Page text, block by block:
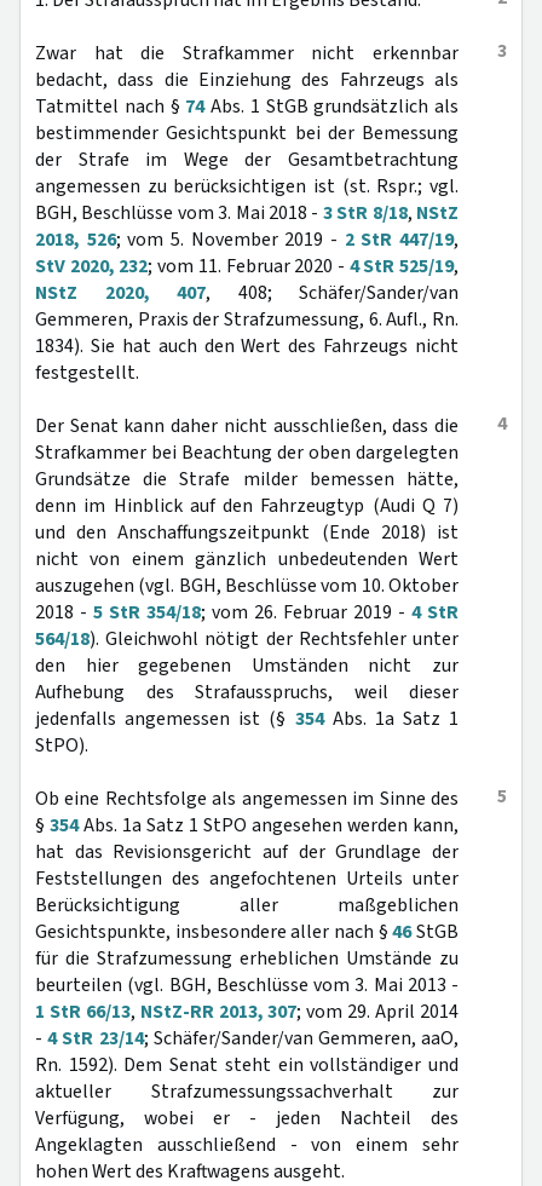
3
Zwar hat die Strafkammer nicht erkennbar
bedacht, dass die Einziehung des Fahrzeugs als
Tatmittel nach § 74Abs. 1 StGB grundsätzlich als
bestimmender Gesichtspunkt bei der Bemessung
der Strafe im Wege der Gesamtbetrachtung
angemessen zu berücksichtigen ist (st. Rspr.; vgl.
BGH, Beschlüsse vom 3. Mai 2018 - 3 StR 8/18, NStZ
2018, 526; vom 5. November 2019 - 2 StR 447/19,
StV 2020, 232; vom 11. Februar 2020 - 4 StR 525/19,
NStZ 2020, 407, 408; Schäfer/Sander/van
Gemmeren, Praxis der Strafzumessung, 6. Aufl., Rn.
1834). Sie hat auch den Wert des Fahrzeugs nicht
festgestellt.
4
Der Senat kann daher nicht ausschließen, dass die
Strafkammer bei Beachtung der oben dargelegten
Grundsätze die Strafe milder bemessen hätte,
denn im Hinblick auf den Fahrzeugtyp (Audi Q 7)
und den Anschaffungszeitpunkt (Ende 2018) ist
nicht von einem gänzlich unbedeutenden Wert
auszugehen (vgl. BGH, Beschlüsse vom 10. Oktober
2018 - 5 StR 354/18; vom 26. Februar 2019 - 4 StR
564/18). Gleichwohl nötigt der Rechtsfehler unter
den hier gegebenen Umständen nicht zur
Aufhebung des Strafausspruchs, weil dieser
jedenfalls angemessen ist (§ 354Abs. 1a Satz 1
StPO).
5
Ob eine Rechtsfolge als angemessen im Sinne des
§ 354Abs. 1a Satz 1 StPO angesehen werden kann,
hat das Revisionsgericht auf der Grundlage der
Feststellungen des angefochtenen Urteils unter
Berücksichtigung aller maßgeblichen
Gesichtspunkte, insbesondere aller nach §46StGB
für die Strafzumessung erheblichen Umstände zu
beurteilen (vgl. BGH, Beschlüsse vom 3. Mai 2013 -
1 StR 66/13, NStZ-RR 2013, 307; vom 29. April 2014
-4 StR 23/14; Schäfer/Sander/van Gemmeren, aaO,
Rn. 1592). Dem Senat steht ein vollständiger und
aktueller Strafzumessungssachverhalt zur
Verfügung, wobei er - jeden Nachteil des
Angeklagten ausschließend - von einem sehr
hohen Wert des Kraftwagens ausgeht.